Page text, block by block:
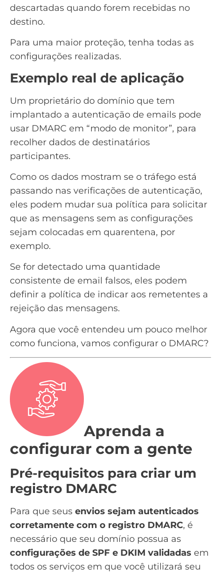
descartadas quando forem recebidas no
destino.
Para uma maior proteção, tenha todas as
configurações realizadas.
Exemplo real de aplicação
Um proprietário do domínio que tem
implantado a autenticação de emails pode
usar DMARC em “modo de monitor”, para
recolher dados de destinatários
participantes.
Como os dados mostram se o tráfego está
passando nas verificações de autenticação,
eles podem mudar sua política para solicitar
que as mensagens sem as configurações
sejam colocadas em quarentena, por
exemplo.
Se for detectado uma quantidade
consistente de email falsos, eles podem
definir a política de indicar aos remetentes a
rejeição das mensagens.
Agora que você entendeu um pouco melhor
como funciona, vamos configurar o DMARC?
Aprenda a
configurar com a gente
Pré-requisitos para criar um
registro DMARC
Para que seus envios sejam autenticados
corretamente com o registro DMARC, é
necessário que seu domínio possua as
configurações de SPF e DKIM validadas em
todos os serviços em que você utilizará seu